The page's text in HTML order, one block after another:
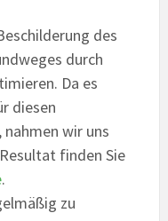
des
durch
Da es
diesen
wir uns
finden Sie
.
zu